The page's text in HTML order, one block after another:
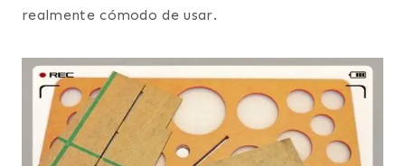
realmente cómodo de usar.